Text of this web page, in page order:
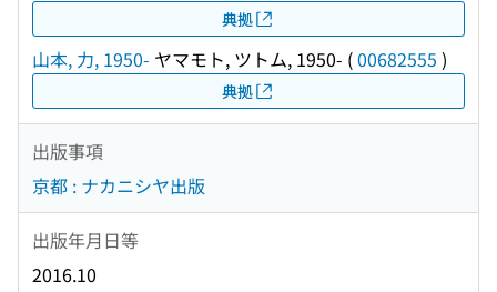
典拠
山本, 力, 1950- ヤマモト, ツトム, 1950- (00682555 )
典拠
出版事項
京都 : ナカニシヤ出版
出版年月日等
2016.10